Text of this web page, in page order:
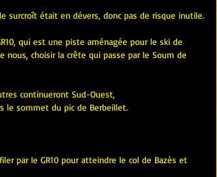
surcroît était en dévers, donc pas de risque inutile.
qui est une piste aménagée pour le ski de
choisir la crête qui passe par le Soum de
continueront Sud-Ouest,
le sommet du pic de Berbeillet.
par le GR10 pour atteindre le col de Bazès et